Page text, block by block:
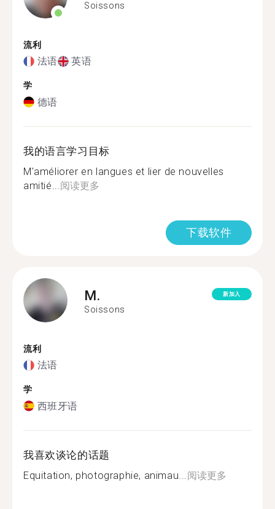
Soissons
流利
法语 英语
学
德语
我的语言学习目标
M'améliorer en langues et lier de nouvelles
amitié... 阅读更多
下载软件
M.
Soissons
新加入
流利
法语
学
西班牙语
我喜欢谈论的话题
Equitation, photographie, animau... 阅读更多